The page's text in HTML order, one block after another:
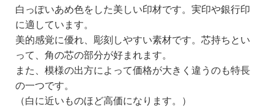
同じ系統でも名前が違うものは作家が違います。それぞれ線の太さなどに個性があ
ります。
書体名の頭にKがついている書体は、当社オリジナルの書体です。
お好みの書体をみつけてくださいね。
実印・銀行印にオススメ！
印鑑の文字の読みやすさより、偽造のしにくさや、風格を重視して選ぶとよいでし
ょう。
古印系：
認印に多く使われる書体。
白っぽいあめ色をした美しい印材です。実印や銀行印
に適しています。
美的感覚に優れ、彫刻しやすい素材です。芯持ちとい
って、角の芯の部分が好まれます。
また、模様の出方によって価格が大きく違うのも特長
の一つです。
（白に近いものほど高価になります。）